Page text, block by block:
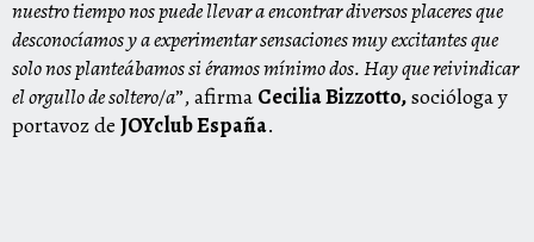
nuestro tiempo nos puede llevar a encontrar diversos placeres que
desconocíamos y a experimentar sensaciones muy excitantes que
solo nos planteábamos si éramos mínimo dos. Hay que reivindicar
el orgullo de soltero/a”, afirma Cecilia Bizzotto,socióloga y
portavoz de JOYclub España.